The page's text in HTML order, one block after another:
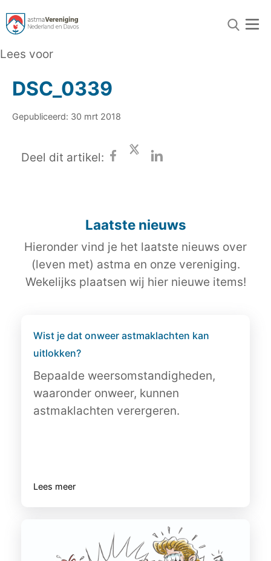
Lees voor
DSC_0339
Gepubliceerd: 30 mrt 2018
Deel dit artikel:
Laatste nieuws
Hieronder vind je het laatste nieuws over
(leven met) astma en onze vereniging.
Wekelijks plaatsen wij hier nieuwe items!
Wist je dat onweer astmaklachten kan
uitlokken?
Bepaalde weersomstandigheden,
waaronder onweer, kunnen
astmaklachten verergeren.
Lees meer